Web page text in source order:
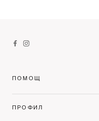
ПОМОЩ
ПРОФИЛ